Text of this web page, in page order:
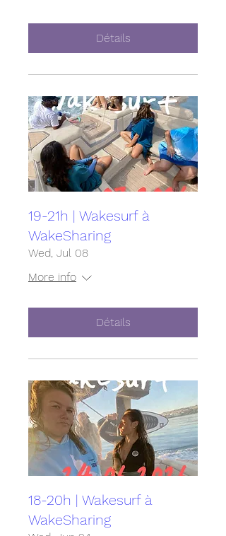
Détails
19-21h | Wakesurf à
WakeSharing
Wed, Jul 08
More info
Détails
18-20h | Wakesurf à
WakeSharing